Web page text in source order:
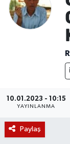
10.01.2023 - 10:15
YAYINLANMA
Paylaş
Sağlık
Eğitim
Sivil
Magazin
Etkinlikler